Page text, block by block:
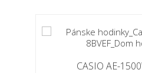
CASIO AE-